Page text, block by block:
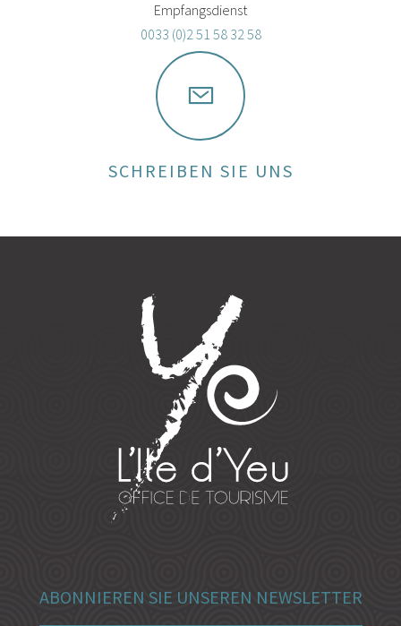
Empfangsdienst
0033 (0)2 51 58 32 58
SCHREIBEN SIE UNS
ABONNIEREN SIE UNSEREN NEWSLETTER